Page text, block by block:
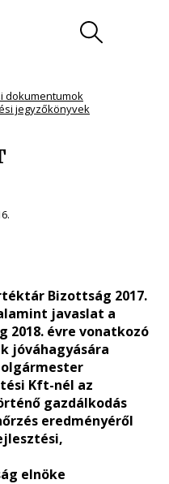
dokumentumok
jegyzőkönyvek
Bizottság 2017.
javaslat a
2018. évre vonatkozó
jóváhagyására
Kft-nél az
gazdálkodás
eredményéről
elnöke